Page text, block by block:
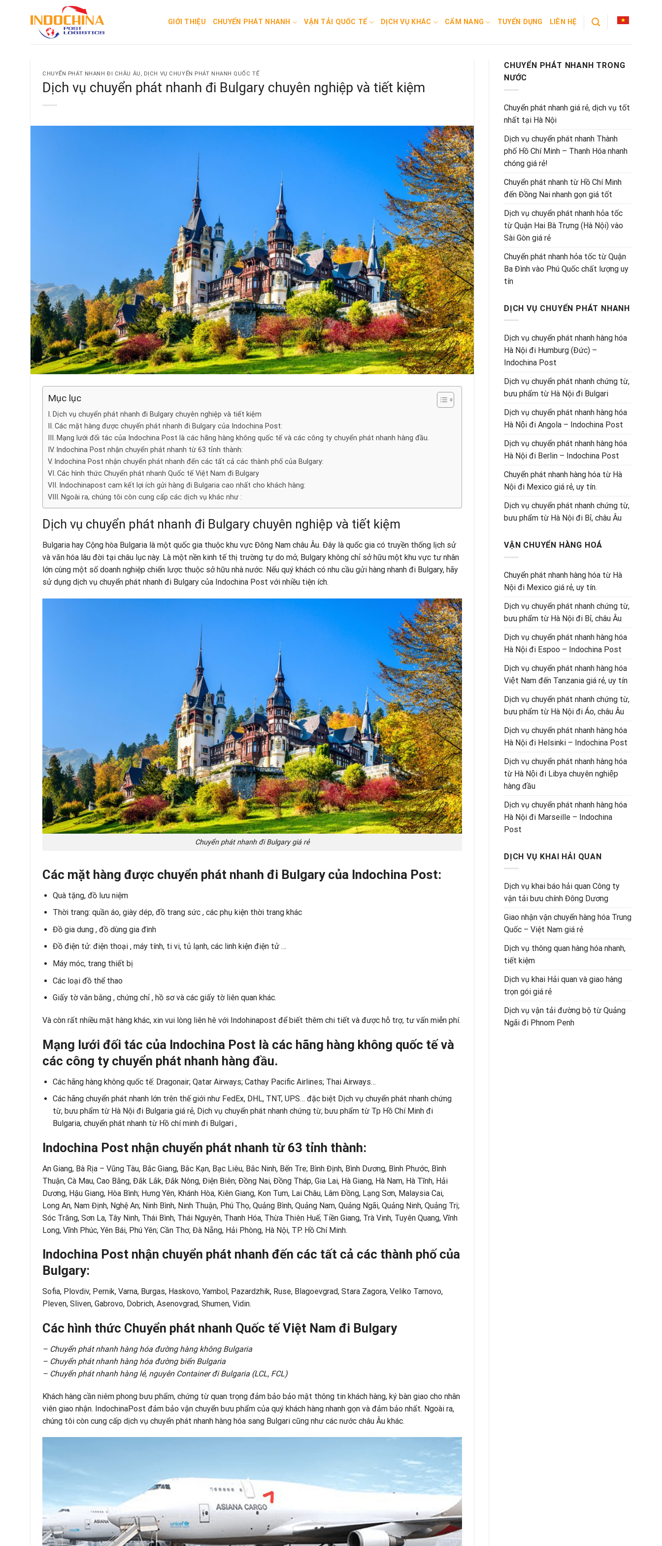
GIỚI THIỆU CHUYỂN PHÁT NHANH VẬN TẢI QUỐC TẾ DỊCH VỤ KHÁC CẨM NANG TUYỂN DỤNG LIÊN HỆ
CHUYỂN PHÁT NHANH ĐI CHÂU ÂU , DỊCH VỤ CHUYỂN PHÁT NHANH QUỐC TẾ
Dịch vụ chuyển phát nhanh đi Bulgary chuyên nghiệp và tiết kiệm
Mục lục
Dịch vụ chuyển phát nhanh đi Bulgary chuyên nghiệp và tiết kiệm
Các mặt hàng được chuyển phát nhanh đi Bulgary của Indochina Post:
Mạng lưới đối tác của Indochina Post là các hãng hàng không quốc tế và các công ty chuyển phát nhanh hàng đầu.
Indochina Post nhận chuyển phát nhanh từ 63 tỉnh thành:
Indochina Post nhận chuyển phát nhanh đến các tất cả các thành phố của Bulgary:
Các hình thức Chuyển phát nhanh Quốc tế Việt Nam đi Bulgary
Indochinapost cam kết lợi ích gửi hàng đi Bulgaria cao nhất cho khách hàng:
Ngoài ra, chúng tôi còn cung cấp các dịch vụ khác như :
Dịch vụ chuyển phát nhanh đi Bulgary chuyên nghiệp và tiết kiệm
Bulgaria hay Cộng hòa Bulgaria là một quốc gia thuộc khu vực Đông Nam châu Âu. Đây là quốc gia có truyền thống lịch sử
và văn hóa lâu đời tại châu lục này. Là một nền kinh tế thị trường tự do mở, Bulgary không chỉ sở hữu một khu vực tư nhân
lớn cùng một số doanh nghiệp chiến lược thuộc sở hữu nhà nước. Nếu quý khách có nhu cầu gửi hàng nhanh đi Bulgary, hãy
sử dụng dịch vụ chuyển phát nhanh đi Bulgary của Indochina Post với nhiều tiện ích.
Chuyển phát nhanh đi Bulgary giá rẻ
Các mặt hàng được chuyển phát nhanh đi Bulgary của Indochina Post:
Quà tặng, đồ lưu niệm
Thời trang: quần áo, giày dép, đồ trang sức , các phụ kiện thời trang khác
Đồ gia dung , đồ dùng gia đình
Đồ điện tử: điện thoại , máy tính, ti vi, tủ lạnh, các linh kiện điện tử …
Máy móc, trang thiết bị
Các loại đồ thể thao
Giấy tờ văn bằng , chứng chỉ , hồ sơ và các giấy tờ liên quan khác.
Và còn rất nhiều mặt hàng khác, xin vui lòng liên hê với Indohinapost để biết thêm chi tiết và được hỗ trợ, tư vấn miễn phí.
Mạng lưới đối tác của Indochina Post là các hãng hàng không quốc tế và
các công ty chuyển phát nhanh hàng đầu.
Các hãng hàng không quốc tế: Dragonair; Qatar Airways; Cathay Pacific Airlines; Thai Airways…
Các hãng chuyển phát nhanh lớn trên thế giới như FedEx, DHL, TNT, UPS… đặc biệt Dịch vụ chuyển phát nhanh chứng
từ, bưu phẩm từ Hà Nội đi Bulgaria giá rẻ, Dịch vụ chuyển phát nhanh chứng từ, bưu phẩm từ Tp Hồ Chí Minh đi
Bulgaria, chuyển phát nhanh từ Hồ chí minh đi Bulgari,
Indochina Post nhận chuyển phát nhanh từ 63 tỉnh thành:
An Giang, Bà Rịa – Vũng Tàu, Bắc Giang, Bắc Kạn, Bạc Liêu, Bắc Ninh, Bến Tre; Bình Định, Bình Dương, Bình Phước, Bình
Thuận, Cà Mau, Cao Bằng, Đắk Lắk, Đắk Nông, Điện Biên; Đồng Nai, Đồng Tháp, Gia Lai, Hà Giang, Hà Nam, Hà Tĩnh, Hải
Dương, Hậu Giang, Hòa Bình; Hưng Yên, Khánh Hòa, Kiên Giang, Kon Tum, Lai Châu, Lâm Đồng, Lạng Sơn, Malaysia Cai,
Long An, Nam Định, Nghệ An; Ninh Bình, Ninh Thuận, Phú Thọ, Quảng Bình, Quảng Nam, Quảng Ngãi, Quảng Ninh, Quảng Trị;
Sóc Trăng, Sơn La, Tây Ninh, Thái Bình, Thái Nguyên, Thanh Hóa, Thừa Thiên Huế; Tiền Giang, Trà Vinh, Tuyên Quang, Vĩnh
Long, Vĩnh Phúc, Yên Bái, Phú Yên; Cần Thơ, Đà Nẵng, Hải Phòng, Hà Nội, TP. Hồ Chí Minh.
Indochina Post nhận chuyển phát nhanh đến các tất cả các thành phố của
Bulgary:
Sofia, Plovdiv, Pernik, Varna, Burgas, Haskovo, Yambol, Pazardzhik, Ruse, Blagoevgrad, Stara Zagora, Veliko Tarnovo,
Pleven, Sliven, Gabrovo, Dobrich, Asenovgrad, Shumen, Vidin.
Các hình thức Chuyển phát nhanh Quốc tế Việt Nam đi Bulgary
– Chuyển phát nhanh hàng hóa đường hàng không Bulgaria
– Chuyển phát nhanh hàng hóa đường biển Bulgaria
– Chuyển phát nhanh hàng lẻ, nguyên Container đi Bulgaria (LCL, FCL)
Khách hàng cần niêm phong bưu phẩm, chứng từ quan trọng đảm bảo bảo mật thông tin khách hàng, ký bàn giao cho nhân
viên giao nhận. IndochinaPost đảm bảo vận chuyển bưu phẩm của quý khách hàng nhanh gọn và đảm bảo nhất. Ngoài ra,
chúng tôi còn cung cấp dịch vụ chuyển phát nhanh hàng hóa sang Bulgari cũng như các nước châu Âu khác.
CHUYỂN PHÁT NHANH TRONG
NƯỚC
Chuyển phát nhanh giá rẻ, dịch vụ tốt
nhất tại Hà Nội
Dịch vụ chuyển phát nhanh Thành
phố Hồ Chí Minh – Thanh Hóa nhanh
chóng giá rẻ!
Chuyển phát nhanh từ Hồ Chí Minh
đến Đồng Nai nhanh gọn giá tốt
Dịch vụ chuyển phát nhanh hỏa tốc
từ Quận Hai Bà Trưng (Hà Nội) vào
Sài Gòn giá rẻ
Chuyển phát nhanh hỏa tốc từ Quận
Ba Đình vào Phú Quốc chất lượng uy
tín
DỊCH VỤ CHUYỂN PHÁT NHANH
Dịch vụ chuyển phát nhanh hàng hóa
Hà Nội đi Humburg (Đức) –
Indochina Post
Dịch vụ chuyển phát nhanh chứng từ,
bưu phẩm từ Hà Nội đi Bulgari
Dịch vụ chuyển phát nhanh hàng hóa
Hà Nội đi Angola – Indochina Post
Dịch vụ chuyển phát nhanh hàng hóa
Hà Nội đi Berlin – Indochina Post
Chuyển phát nhanh hàng hóa từ Hà
Nội đi Mexico giá rẻ, uy tín.
Dịch vụ chuyển phát nhanh chứng từ,
bưu phẩm từ Hà Nội đi Bỉ, châu Âu
VẬN CHUYỂN HÀNG HOÁ
Chuyển phát nhanh hàng hóa từ Hà
Nội đi Mexico giá rẻ, uy tín.
Dịch vụ chuyển phát nhanh chứng từ,
bưu phẩm từ Hà Nội đi Bỉ, châu Âu
Dịch vụ chuyển phát nhanh hàng hóa
Hà Nội đi Espoo – Indochina Post
Dịch vụ chuyển phát nhanh hàng hóa
Việt Nam đến Tanzania giá rẻ, uy tín
Dịch vụ chuyển phát nhanh chứng từ,
bưu phẩm từ Hà Nội đi Áo, châu Âu
Dịch vụ chuyển phát nhanh hàng hóa
Hà Nội đi Helsinki – Indochina Post
Dịch vụ chuyển phát nhanh hàng hóa
từ Hà Nội đi Libya chuyên nghiệp
hàng đầu
Dịch vụ chuyển phát nhanh hàng hóa
Hà Nội đi Marseille – Indochina
Post
DỊCH VỤ KHAI HẢI QUAN
Dịch vụ khai báo hải quan Công ty
vận tải bưu chính Đông Dương
Giao nhận vận chuyển hàng hóa Trung
Quốc – Việt Nam giá rẻ
Dịch vụ thông quan hàng hóa nhanh,
tiết kiệm
Dịch vụ khai Hải quan và giao hàng
trọn gói giá rẻ
Dịch vụ vận tải đường bộ từ Quảng
Ngãi đi Phnom Penh